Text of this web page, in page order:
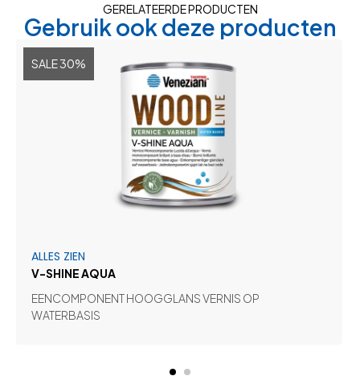
GERELATEERDE PRODUCTEN
Gebruik ook deze producten
SALE 30%
ALLES ZIEN
V-SHINE AQUA
EENCOMPONENT HOOGGLANS VERNIS OP
WATERBASIS